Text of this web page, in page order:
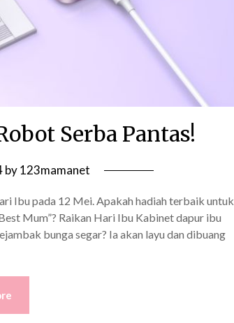
Serba Pantas!
by123mamanet
Ibu pada 12 Mei. Apakah hadiah terbaik untuk
Mum”? Raikan Hari Ibu Kabinet dapur ibu
bunga segar? Ia akan layu dan dibuang